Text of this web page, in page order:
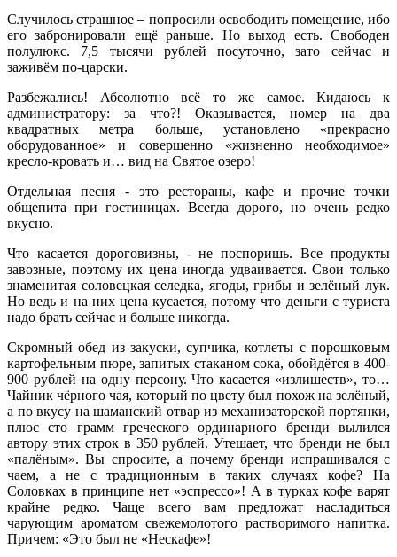
Случилось страшное – попросили освободить помещение, ибо
его забронировали ещё раньше. Но выход есть. Свободен
полулюкс. 7,5 тысячи рублей посуточно, зато сейчас и
заживём по-царски.
Разбежались! Абсолютно всё то же самое. Кидаюсь к
администратору: за что?! Оказывается, номер на два
квадратных метра больше, установлено «прекрасно
оборудованное» и совершенно «жизненно необходимое»
кресло-кровать и… вид на Святое озеро!
Отдельная песня - это рестораны, кафе и прочие точки
общепита при гостиницах. Всегда дорого, но очень редко
вкусно.
Что касается дороговизны, - не поспоришь. Все продукты
завозные, поэтому их цена иногда удваивается. Свои только
знаменитая соловецкая селедка, ягоды, грибы и зелёный лук.
Но ведь и на них цена кусается, потому что деньги с туриста
надо брать сейчас и больше никогда.
Скромный обед из закуски, супчика, котлеты с порошковым
картофельным пюре, запитых стаканом сока, обойдётся в 400-
900 рублей на одну персону. Что касается «излишеств», то…
Чайник чёрного чая, который по цвету был похож на зелёный,
а по вкусу на шаманский отвар из механизаторской портянки,
плюс сто грамм греческого ординарного бренди вылился
автору этих строк в 350 рублей. Утешает, что бренди не был
«палёным». Вы спросите, а почему бренди испрашивался с
чаем, а не с традиционным в таких случаях кофе? На
Соловках в принципе нет «эспрессо»! А в турках кофе варят
крайне редко. Чаще всего вам предложат насладиться
чарующим ароматом свежемолотого растворимого напитка.
Причем: «Это был не «Нескафе»!